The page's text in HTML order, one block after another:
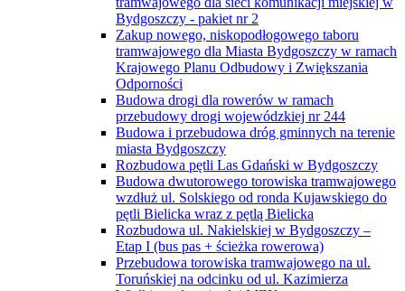
Bydgoszczy - pakiet nr 2
Zakup nowego, niskopodłogowego taboru
tramwajowego dla Miasta Bydgoszczy w ramach
Krajowego Planu Odbudowy i Zwiększania
Odporności
Budowa drogi dla rowerów w ramach
przebudowy drogi wojewódzkiej nr 244
Budowa i przebudowa dróg gminnych na terenie
miasta Bydgoszczy
Rozbudowa pętli Las Gdański w Bydgoszczy
Budowa dwutorowego torowiska tramwajowego
wzdłuż ul. Solskiego od ronda Kujawskiego do
pętli Bielicka wraz z pętlą Bielicka
Rozbudowa ul. Nakielskiej w Bydgoszczy –
Etap I (bus pas + ścieżka rowerowa)
Przebudowa torowiska tramwajowego na ul.
Toruńskiej na odcinku od ul. Kazimierza